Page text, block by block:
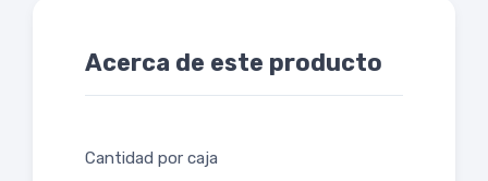
Acerca de este producto
Cantidad por caja